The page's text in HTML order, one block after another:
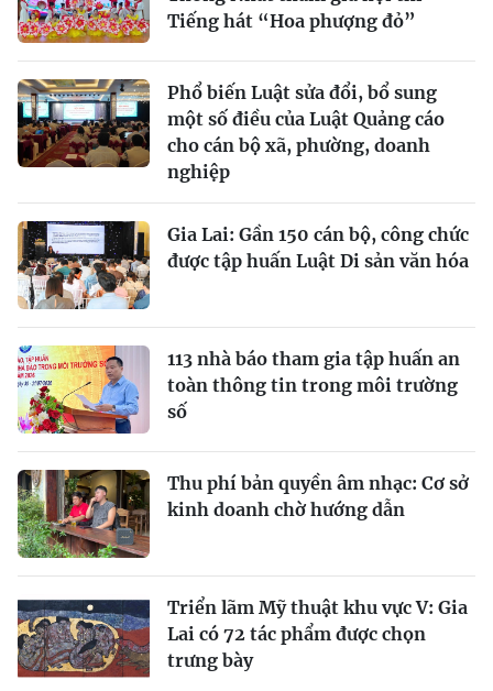
Tiếng hát “Hoa phượng đỏ”
Phổ biến Luật sửa đổi, bổ sung
một số điều của Luật Quảng cáo
cho cán bộ xã, phường, doanh
nghiệp
Gia Lai: Gần 150 cán bộ, công chức
được tập huấn Luật Di sản văn hóa
113 nhà báo tham gia tập huấn an
toàn thông tin trong môi trường
số
Thu phí bản quyền âm nhạc: Cơ sở
kinh doanh chờ hướng dẫn
Triển lãm Mỹ thuật khu vực V: Gia
Lai có 72 tác phẩm được chọn
trưng bày